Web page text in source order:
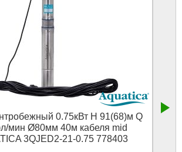
0.75кВт H 91(68)м Q
мин Ø80мм 40м кабеля mid
3QJED2-21-0.75 778403